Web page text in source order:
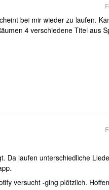
bei mir wieder zu laufen.
4 verschiedene Titel aus
Da laufen unterschiedliche
versucht -ging plötzlich.